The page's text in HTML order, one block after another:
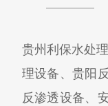
贵州利保水处
理设备、贵阳
反渗透设备、